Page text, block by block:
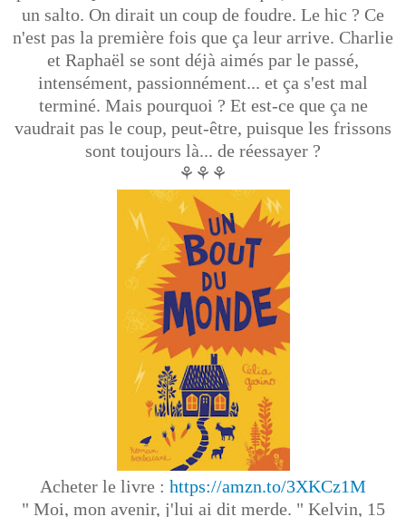
un salto. On dirait un coup de foudre. Le hic ? Ce
n'est pas la première fois que ça leur arrive. Charlie
et Raphaël se sont déjà aimés par le passé,
intensément, passionnément... et ça s'est mal
terminé. Mais pourquoi ? Et est-ce que ça ne
vaudrait pas le coup, peut-être, puisque les frissons
sont toujours là... de réessayer ?
⚘⚘⚘
Acheter le livre : https://amzn.to/3XKCz1M
" Moi, mon avenir, j'lui ai dit merde. " Kelvin, 15